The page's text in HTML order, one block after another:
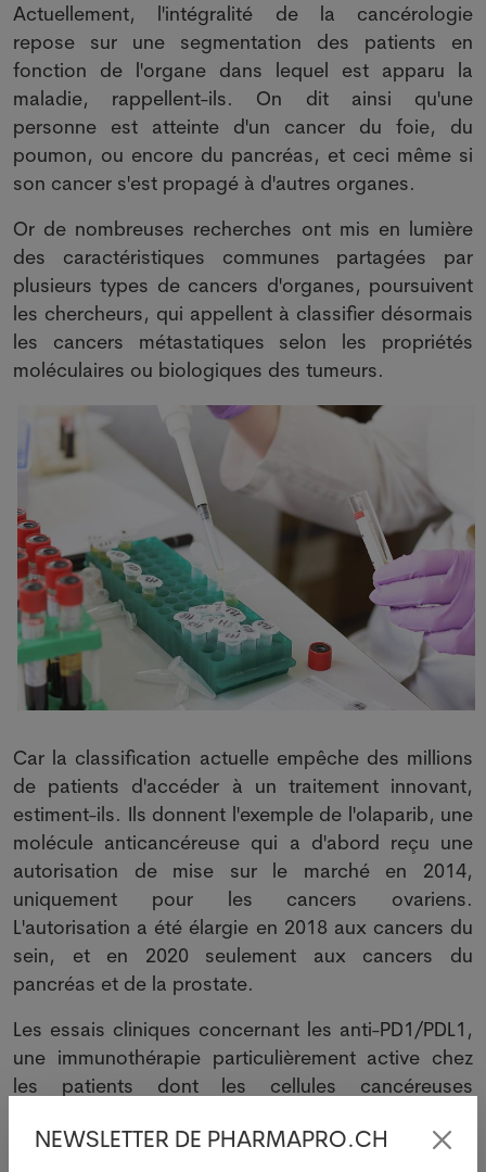
Actuellement, l'intégralité de la cancérologie
repose sur une segmentation des patients en
fonction de l'organe dans lequel est apparu la
maladie, rappellent-ils. On dit ainsi qu'une
personne est atteinte d'un cancer du foie, du
poumon, ou encore du pancréas, et ceci même si
son cancer s'est propagé à d'autres organes.
Or de nombreuses recherches ont mis en lumière
des caractéristiques communes partagées par
plusieurs types de cancers d'organes, poursuivent
les chercheurs, qui appellent à classifier désormais
les cancers métastatiques selon les propriétés
moléculaires ou biologiques des tumeurs.
Car la classification actuelle empêche des millions
de patients d'accéder à un traitement innovant,
estiment-ils. Ils donnent l'exemple de l'olaparib, une
molécule anticancéreuse qui a d'abord reçu une
autorisation de mise sur le marché en 2014,
uniquement pour les cancers ovariens.
L'autorisation a été élargie en 2018 aux cancers du
sein, et en 2020 seulement aux cancers du
pancréas et de la prostate.
Les essais cliniques concernant les anti-PD1/PDL1,
une immunothérapie particulièrement active chez
les patients dont les cellules cancéreuses
également été segmentés par organe d'origine
NEWSLETTER DE PHARMAPRO.CH